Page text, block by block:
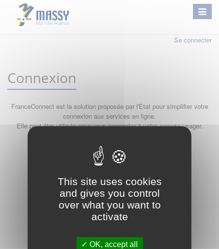
Se connecter
Connexion
FranceConnect est la solution proposée par l'Etat pour simplifier votre
connexion aux services en ligne.
Elle peut être utilisée pour vous connecter à votre compte usager.
Qu'est-ce que FranceConnect ?
This site uses cookies
and gives you control
over what you want to
activate
OK, accept all